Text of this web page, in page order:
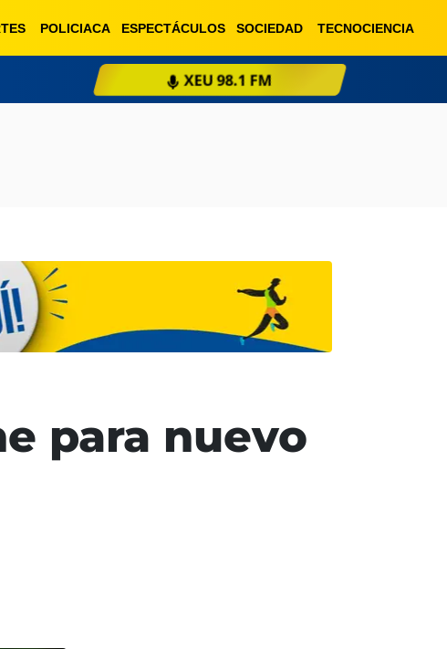
POLICIACA ESPECTÁCULOS SOCIEDAD TECNOCIENCIA
XEU 98.1 FM
para nuevo